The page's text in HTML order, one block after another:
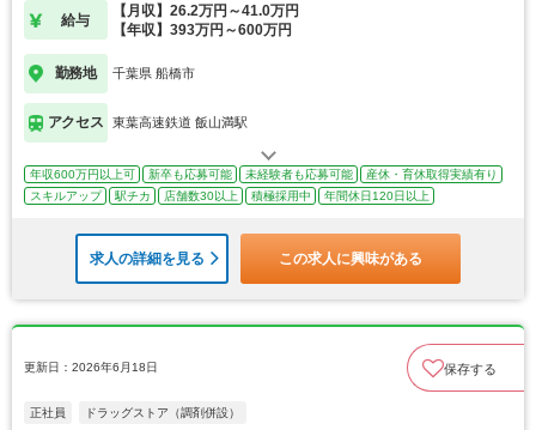
給与
【月収】26.2万円～41.0万円
【年収】393万円～600万円
勤務地 千葉県 船橋市
アクセス 東葉高速鉄道 飯山満駅
年収600万円以上可 新卒も応募可能 未経験者も応募可能
産休・育休取得実績有り
スキルアップ
駅チカ 店舗数30以上 積極採用中 年間休日120日以上
求人の詳細を見る この求人に興味がある
更新日：2026年6月18日 保存する
正社員 ドラッグストア（調剤併設）